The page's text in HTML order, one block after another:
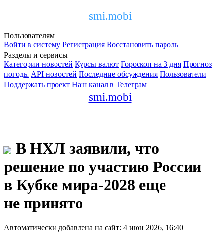
smi.mobi
Пользователям
Войти в систему Регистрация Восстановить пароль
Разделы и сервисы
Категории новостей Курсы валют Гороскоп на 3 дня Прогноз
погоды API новостей Последние обсуждения Пользователи
Поддержать проект Наш канал в Телеграм
smi.mobi
В НХЛ заявили, что
решение по участию России
в Кубке мира-2028 еще
не принято
Автоматически добавлена на сайт: 4 июн 2026, 16:40